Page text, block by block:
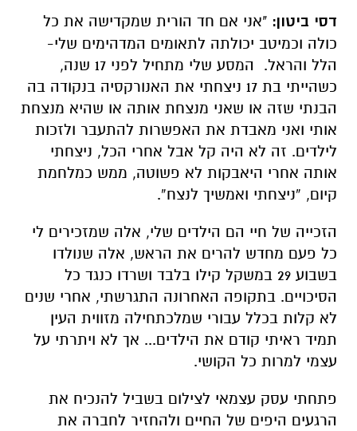
דסי ביטון: "אני אם חד הורית שמקדישה את כל
כולה וכמיטב יכולתה לתאומים המדהימים שלי-
הלל והראל. המסע שלי מתחיל לפני 17 שנה,
כשהייתי בת 17 ניצחתי את האנורקסיה בנקודה בה
הבנתי שזה או שאני מנצחת אותה או שהיא מנצחת
אותי ואני מאבדת את האפשרות להתעבר ולזכות
לילדים. זה לא היה קל אבל אחרי הכל, ניצחתי
אותה אחרי היאבקות לא פשוטה, ממש כמלחמת
קיום, “ניצחתי ואמשיך לנצח”.
הזכייה של חיי הם הילדים שלי, אלה שמזכירים לי
כל פעם מחדש להרים את הראש, אלה שנולדו
בשבוע 29 במשקל קילו בלבד ושרדו כנגד כל
הסיכויים. בתקופה האחרונה התגרשתי, אחרי שנים
לא קלות בכלל עבורי שמלכתחילה מזווית העין
תמיד ראיתי קודם את הילדים... אך לא ויתרתי על
עצמי למרות כל הקושי.
פתחתי עסק עצמאי לצילום בשביל להנכיח את
הרגעים היפים של החיים ולהחזיר לחברה את